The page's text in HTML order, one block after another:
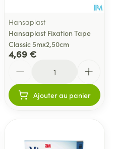
Hansaplast
Hansaplast Fixation Tape
Classic 5mx2,50cm
4,69 €
Ajouter au panier